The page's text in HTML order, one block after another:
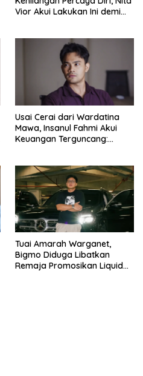
Vior Akui Lakukan Ini demi
Usai Cerai dari Wardatina
Mawa, Insanul Fahmi Akui
Keuangan Terguncang:
Tuai Amarah Warganet,
Bigmo Diduga Libatkan
Remaja Promosikan Liquid